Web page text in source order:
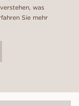
was
Sie mehr